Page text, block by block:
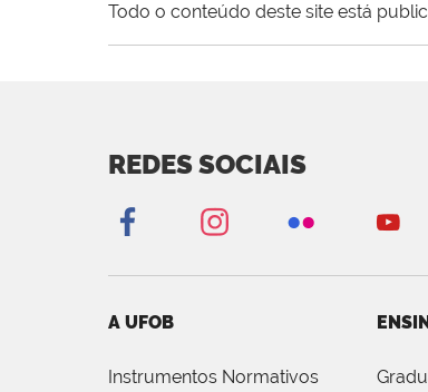
Todo o conteúdo deste site está
REDES SOCIAIS
A UFOB
Instrumentos Normativos